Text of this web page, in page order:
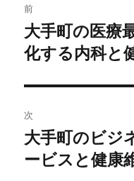
稿
ナ
ビ
ゲ
ー
前
前
の
稿:
大手町の医療
化する内科と
次
次
の
大手町のビジ
ービスと健康